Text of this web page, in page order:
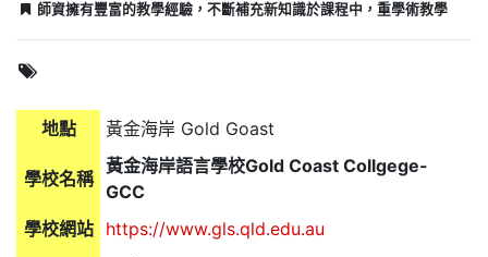
師資擁有豐富的教學經驗，不斷補充新知識於課程中，重學術教學
地點 黃金海岸 Gold Goast
學校名稱
黃金海岸語言學校Gold Coast Collgege-
GCC
學校網站
https://www.gls.qld.edu.au